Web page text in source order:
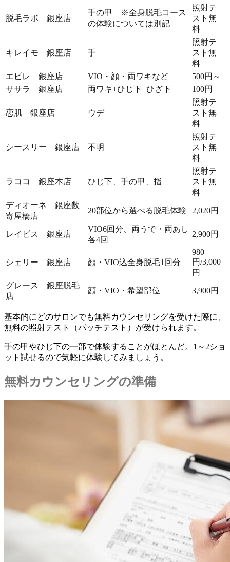
脱毛ラボ 銀座店
手の甲 ※全身脱毛コース
の体験については別記
照射テ
スト無
料
キレイモ 銀座店 手
照射テ
スト無
料
エピレ 銀座店
VIO・顔・両ワキなど
500円～
ササラ 銀座店
両ワキ+ひじ下+ひざ下 100円
恋肌 銀座店 ウデ
照射テ
スト無
料
シースリー 銀座店 不明
照射テ
スト無
料
ラココ 銀座本店 ひじ下、手の甲、指
照射テ
スト無
料
ディオーネ 銀座数
寄屋橋店
20部位から選べる脱毛体験 2,020円
レイビス 銀座店
VIO6回分、両うで・両あし
各4回
2,900円
シェリー 銀座店 顔・VIO込全身脱毛1回分
980
円/3,000
円
グレース 銀座脱毛
店
顔・VIO・希望部位 3,900円
基本的にどのサロンでも無料カウンセリングを受けた際に、
無料の照射テスト（パッチテスト）が受けられます。
手の甲やひじ下の一部で体験することがほとんど。1～2ショ
ット試せるので気軽に体験してみましょう。
無料カウンセリングの準備